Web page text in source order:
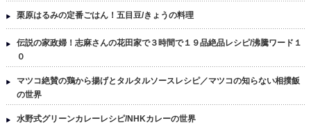
栗原はるみの定番ごはん！五目豆/きょうの料理
伝説の家政婦！志麻さんの花田家で３時間で１９品絶品レシピ/沸騰ワード１
０
マツコ絶賛の鶏から揚げとタルタルソースレシピ／マツコの知らない相撲飯
の世界
水野式グリーンカレーレシピ/NHKカレーの世界